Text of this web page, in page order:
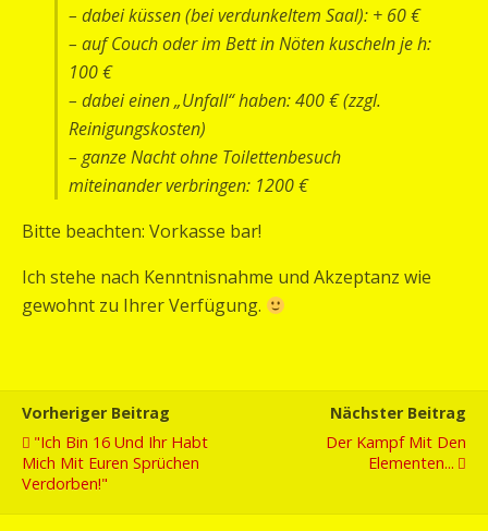
– dabei küssen (bei verdunkeltem Saal): + 60 €
– auf Couch oder im Bett in Nöten kuscheln je h:
100 €
– dabei einen „Unfall“ haben: 400 € (zzgl.
Reinigungskosten)
– ganze Nacht ohne Toilettenbesuch
miteinander verbringen: 1200 €
Bitte beachten: Vorkasse bar!
Ich stehe nach Kenntnisnahme und Akzeptanz wie
gewohnt zu Ihrer Verfügung.
Vorheriger Beitrag
"Ich Bin 16 Und Ihr Habt
Mich Mit Euren Sprüchen
Verdorben!"
Nächster Beitrag
Der Kampf Mit Den
Elementen...